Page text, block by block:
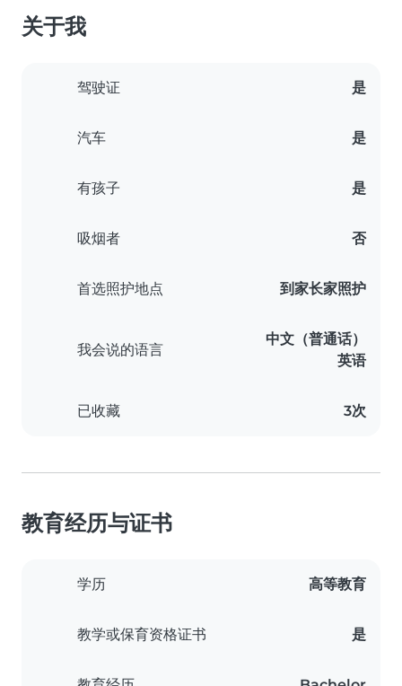
关于我
驾驶证 是
汽车 是
有孩子 是
吸烟者 否
首选照护地点 到家长家照护
我会说的语言
中文（普通话）
英语
已收藏 3次
教育经历与证书
学历 高等教育
教学或保育资格证书 是